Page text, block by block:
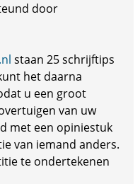
door
staan 25 schrijftips
het daarna
u een groot
van uw
met een opiniestuk
van iemand anders.
te ondertekenen